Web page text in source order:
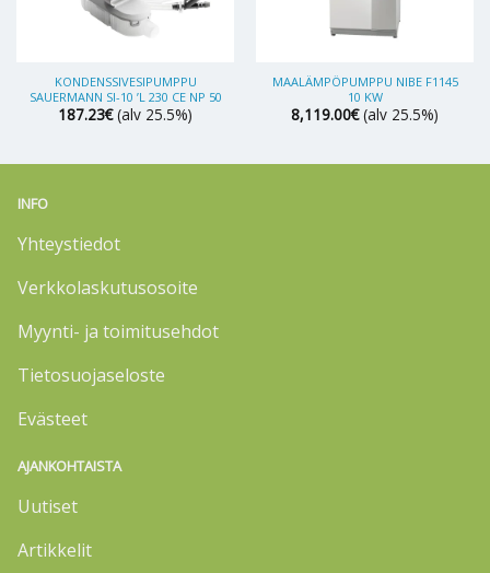
KONDENSSIVESIPUMPPU
SAUERMANN SI-10 ’L 230 CE NP 50
187.23€ (alv 25.5%)
MAALÄMPÖPUMPPU NIBE F1145
10 KW
8,119.00€ (alv 25.5%)
INFO
Yhteystiedot
Verkkolaskutusosoite
Myynti- ja toimitusehdot
Tietosuojaseloste
Evästeet
AJANKOHTAISTA
Uutiset
Artikkelit